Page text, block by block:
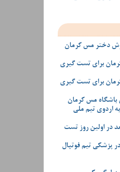
دختر مس کرمان
برای تست گیری
برای تست گیری
باشگاه مس کرمان
اردوی تیم ملی
در اولین روز تست
پزشکی تیم فوتبال